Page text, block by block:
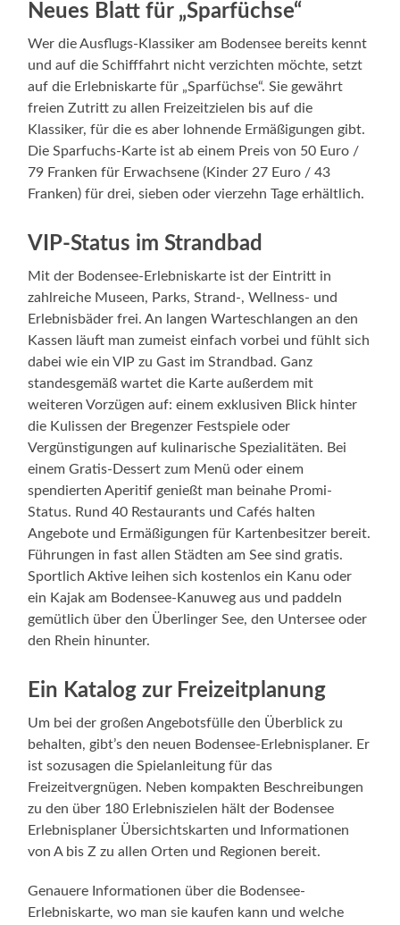
Neues Blatt für „Sparfüchse“
Wer die Ausflugs-Klassiker am Bodensee bereits kennt
und auf die Schifffahrt nicht verzichten möchte, setzt
auf die Erlebniskarte für „Sparfüchse“. Sie gewährt
freien Zutritt zu allen Freizeitzielen bis auf die
Klassiker, für die es aber lohnende Ermäßigungen gibt.
Die Sparfuchs-Karte ist ab einem Preis von 50 Euro /
79 Franken für Erwachsene (Kinder 27 Euro / 43
Franken) für drei, sieben oder vierzehn Tage erhältlich.
VIP-Status im Strandbad
Mit der Bodensee-Erlebniskarte ist der Eintritt in
zahlreiche Museen, Parks, Strand-, Wellness- und
Erlebnisbäder frei. An langen Warteschlangen an den
Kassen läuft man zumeist einfach vorbei und fühlt sich
dabei wie ein VIP zu Gast im Strandbad. Ganz
standesgemäß wartet die Karte außerdem mit
weiteren Vorzügen auf: einem exklusiven Blick hinter
die Kulissen der Bregenzer Festspiele oder
Vergünstigungen auf kulinarische Spezialitäten. Bei
einem Gratis-Dessert zum Menü oder einem
spendierten Aperitif genießt man beinahe Promi-
Status. Rund 40 Restaurants und Cafés halten
Angebote und Ermäßigungen für Kartenbesitzer bereit.
Führungen in fast allen Städten am See sind gratis.
Sportlich Aktive leihen sich kostenlos ein Kanu oder
ein Kajak am Bodensee-Kanuweg aus und paddeln
gemütlich über den Überlinger See, den Untersee oder
den Rhein hinunter.
Ein Katalog zur Freizeitplanung
Um bei der großen Angebotsfülle den Überblick zu
behalten, gibt’s den neuen Bodensee-Erlebnisplaner. Er
ist sozusagen die Spielanleitung für das
Freizeitvergnügen. Neben kompakten Beschreibungen
zu den über 180 Erlebniszielen hält der Bodensee
Erlebnisplaner Übersichtskarten und Informationen
von A bis Z zu allen Orten und Regionen bereit.
Genauere Informationen über die Bodensee-
Erlebniskarte, wo man sie kaufen kann und welche